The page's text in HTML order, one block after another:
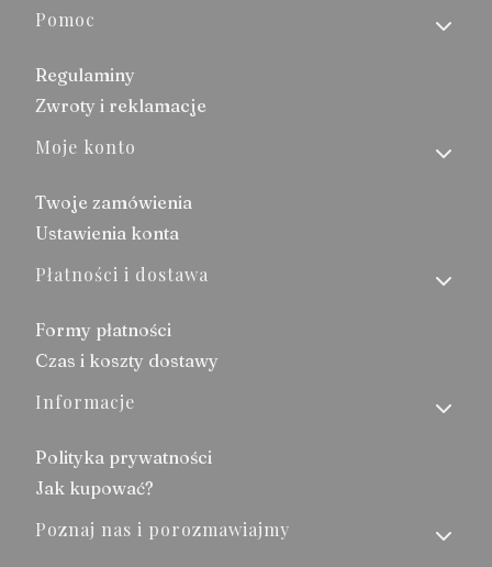
Linki w stopce
Pomoc
Regulaminy
Zwroty i reklamacje
Moje konto
Twoje zamówienia
Ustawienia konta
Płatności i dostawa
Formy płatności
Czas i koszty dostawy
Informacje
Polityka prywatności
Jak kupować?
Poznaj nas i porozmawiajmy